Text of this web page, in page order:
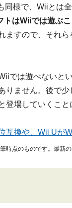
同様で、Wiiとは
トはWiiでは遊ぶこ
ますので、それ
では遊べないと
りません。後で
登場していくこと
位互換や、Wii Uが
時点のものです。最新の